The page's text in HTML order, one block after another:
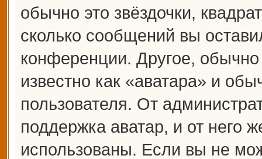
обычно это звёздочки,
сколько сообщений вы
конференции. Другое,
известно как «аватара» и
пользователя. От
поддержка аватар, и от него
использованы. Если вы не